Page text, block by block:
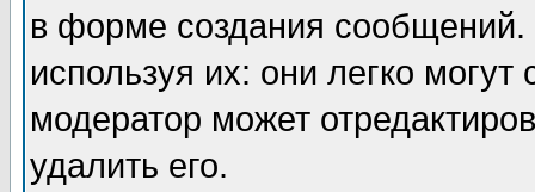
в форме создания сообщений.
используя их: они легко
модератор может
удалить его.